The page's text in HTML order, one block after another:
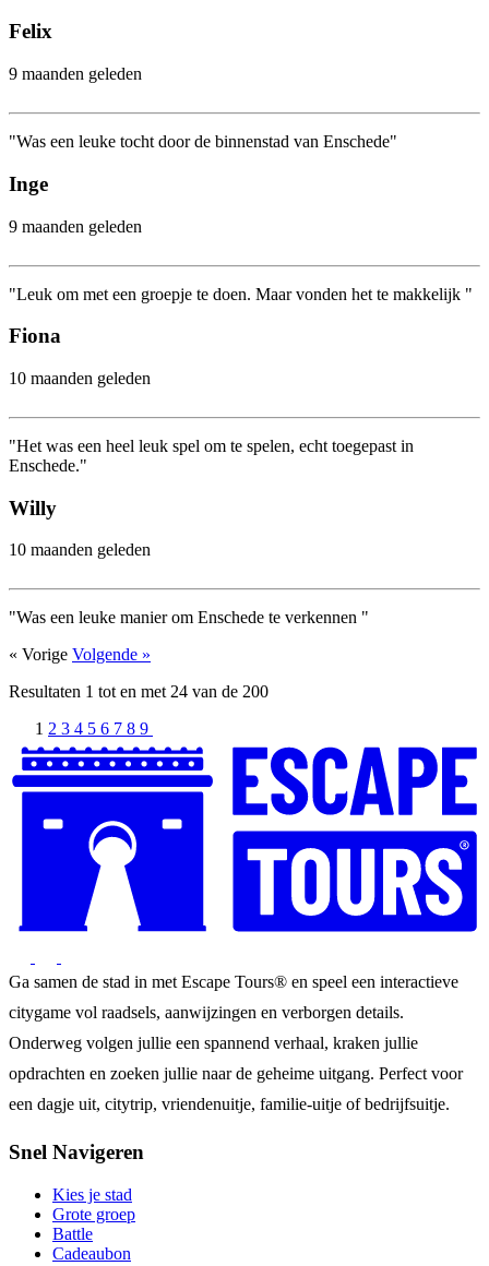
Felix
9 maanden geleden
"Was een leuke tocht door de binnenstad van Enschede"
Inge
9 maanden geleden
"Leuk om met een groepje te doen. Maar vonden het te makkelijk "
Fiona
10 maanden geleden
"Het was een heel leuk spel om te spelen, echt toegepast in
Enschede."
Willy
10 maanden geleden
"Was een leuke manier om Enschede te verkennen "
« Vorige Volgende »
Resultaten 1 tot en met24 van de 200
1 2 3 4 5 6 7 8 9
Ga samen de stad in met Escape Tours® en speel een interactieve
citygame vol raadsels, aanwijzingen en verborgen details.
Onderweg volgen jullie een spannend verhaal, kraken jullie
opdrachten en zoeken jullie naar de geheime uitgang. Perfect voor
een dagje uit, citytrip, vriendenuitje, familie-uitje of bedrijfsuitje.
Snel Navigeren
Kies je stad
Grote groep
Battle
Cadeaubon